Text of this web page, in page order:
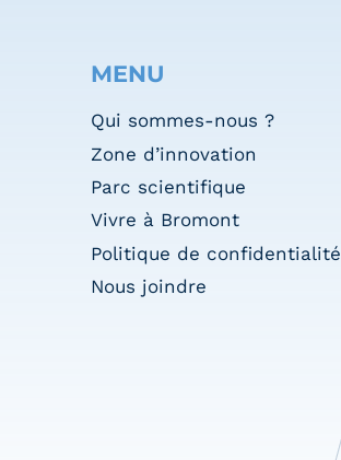
MENU
Qui sommes-nous ?
Zone d’innovation
Parc scientifique
Vivre à Bromont
Politique de confidentialité
Nous joindre